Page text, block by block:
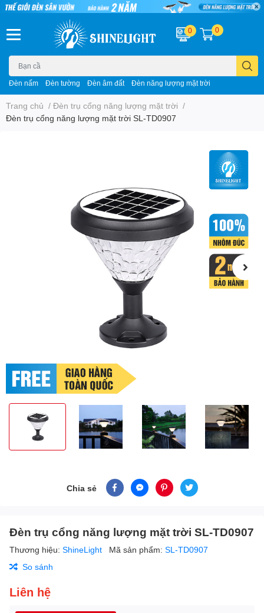
Đèn nấm Đèn tường Đèn âm đất Đèn năng lượng mặt trời
0 0
Trang chủ / Đèn trụ cổng năng lượng mặt trời /
Đèn trụ cổng năng lượng mặt trời SL-TD0907
Chia sẻ
Đèn trụ cổng năng lượng mặt trời SL-TD0907
Thương hiệu: ShineLight Mã sản phẩm: SL-TD0907
So sánh
Liên hệ